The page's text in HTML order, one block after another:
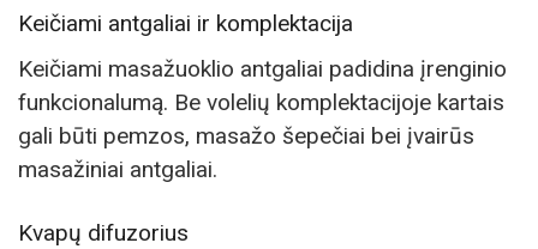
Keičiami antgaliai ir komplektacija
Keičiami masažuoklio antgaliai padidina įrenginio
funkcionalumą. Be volelių komplektacijoje kartais
gali būti pemzos, masažo šepečiai bei įvairūs
masažiniai antgaliai.
Kvapų difuzorius